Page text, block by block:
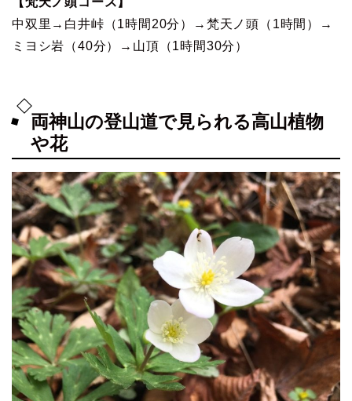
中双里→白井峠（1時間20分）→梵天ノ頭（1時間）→
ミヨシ岩（40分）→山頂（1時間30分）
両神山の登山道で見られる高山植物
や花